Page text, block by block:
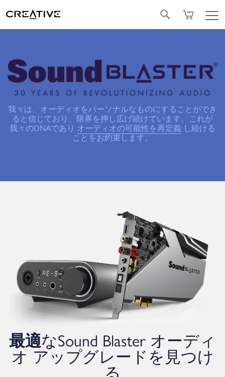
我々は、オーディオをパーソナルなものにすることができ
ると信じており、限界を押し広げ続けています。これが
我々のDNAであり オーディオの可能性を再定義 し続ける
ことをお約束します。
最適なSound Blaster オーディ
オ アップグレードを見つけ
る
Facebook